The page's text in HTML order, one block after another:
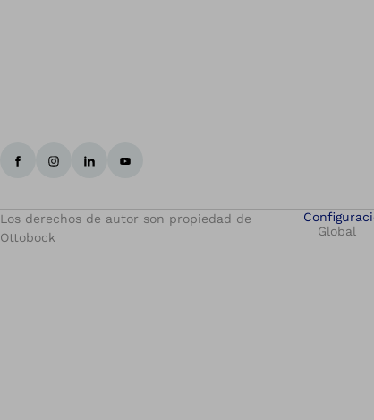
Los derechos de autor son propiedad de
Ottobock
Global